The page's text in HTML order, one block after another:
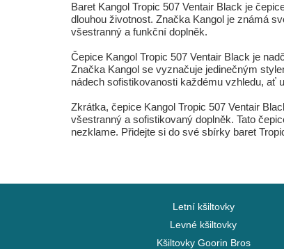
Baret Kangol Tropic 507 Ventair Black je
dlouhou životnost. Značka Kangol je známá
všestranný a funkční doplněk.
Čepice Kangol Tropic 507 Ventair Black je
Značka Kangol se vyznačuje jedinečným
nádech sofistikovanosti každému vzhledu, ať
Zkrátka, čepice Kangol Tropic 507 Ventair
všestranný a sofistikovaný doplněk. Tato
nezklame. Přidejte si do své sbírky baret
Letní kšiltovky
Levné kšiltovky
Kšiltovky Goorin Bros